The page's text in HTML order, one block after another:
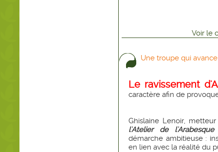
Voir le
Une troupe qui avance
Le ravissement
caractère afin de
Ghislaine Lenoir,
l'Atelier de l'Arabesque
démarche ambitieuse :
en lien avec la réalité du